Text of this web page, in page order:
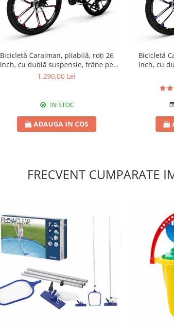
Bicicletă Caraiman, pliabilă, roți 26
inch, cu dublă suspensie, frâne pe
disc, roșie
1.290,00 Lei
IN STOC
ADAUGA IN COS
Bicicletă
inch, cu
FRECVENT CUMPARATE